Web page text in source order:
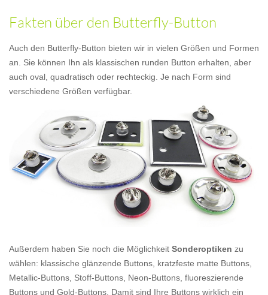
Fakten über den Butterfly-Button
Auch den Butterfly-Button bieten wir in vielen Größen und Formen
an. Sie können Ihn als klassischen runden Button erhalten, aber
auch oval, quadratisch oder rechteckig. Je nach Form sind
verschiedene Größen verfügbar.
Außerdem haben Sie noch die Möglichkeit Sonderoptiken zu
wählen: klassische glänzende Buttons, kratzfeste matte Buttons,
Metallic-Buttons, Stoff-Buttons, Neon-Buttons, fluoreszierende
Buttons und Gold-Buttons. Damit sind Ihre Buttons wirklich ein